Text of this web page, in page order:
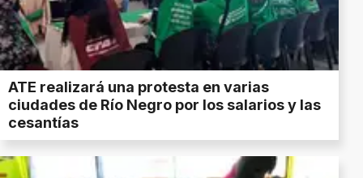
ATE realizará una protesta en varias
ciudades de Río Negro por los salarios y las
cesantías